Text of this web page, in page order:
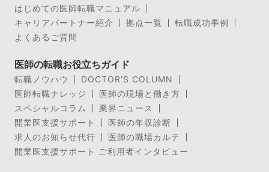
はじめての医師転職マニュアル
キャリアパートナー紹介
拠点一覧
転職成功事例
よくあるご質問
医師の転職お役立ちガイド
転職ノウハウ
DOCTOR’S COLUMN
医師転職ナレッジ
医師の現場と働き方
スペシャルコラム
業界ニュース
開業医支援サポート
医師の年収診断
求人のお知らせ代行
医師の職場カルテ
開業医支援サポート ご利用者インタビュー